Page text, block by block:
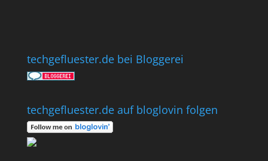
techgefluester.de bei Bloggerei
techgefluester.de auf bloglovin folgen